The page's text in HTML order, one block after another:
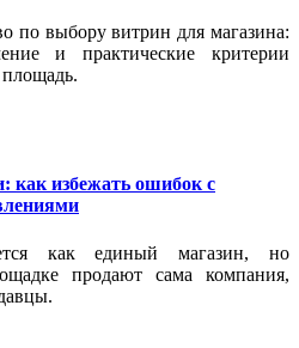
по выбору витрин для магазина:
и практические критерии
как избежать ошибок с
как единый магазин, но
продают сама компания,